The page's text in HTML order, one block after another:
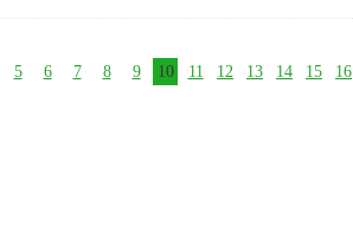
5 6 7 8 9 10 11 12 13 14 15 16